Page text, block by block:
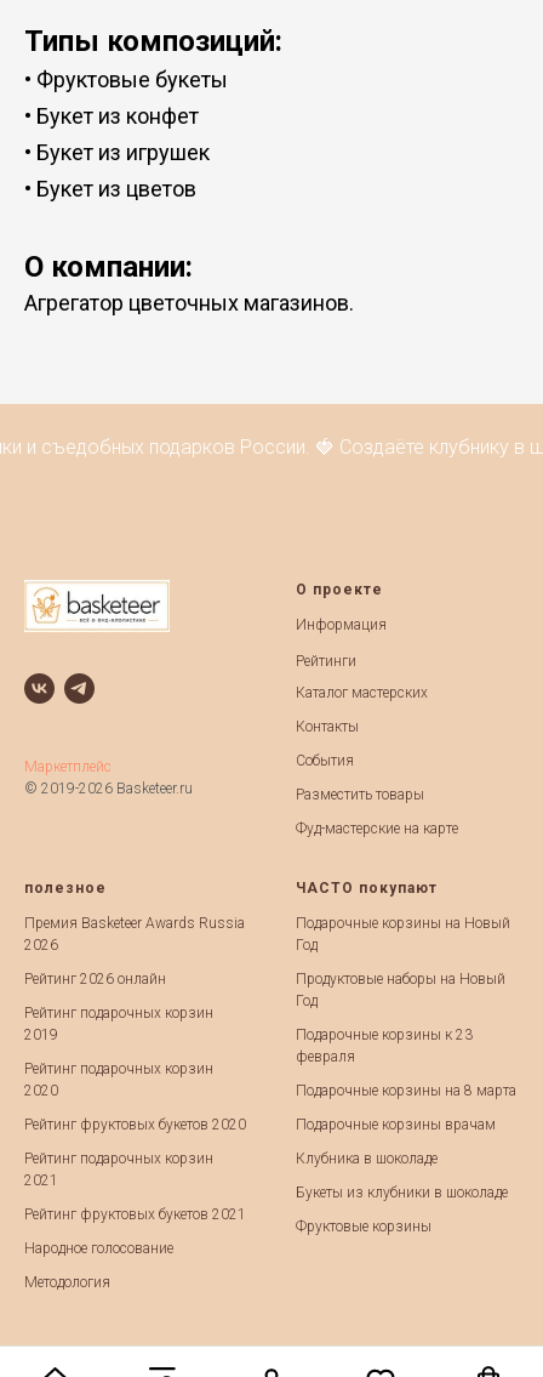
Типы композиций:
• Фруктовые букеты
• Букет из конфет
• Букет из игрушек
• Букет из цветов
О компании:
Агрегатор цветочных магазинов.
съедобных подарков России. 🍓 Создаёте клубнику
Маркетплейс
© 2019-2026 Basketeer.ru
О проекте
Информация
Рейтинги
Каталог мастерских
Контакты
События
Разместить товары
Фуд-мастерские на карте
полезное
Премия Basketeer Awards Russia
2026
Рейтинг 2026 онлайн
Рейтинг подарочных корзин
2019
Рейтинг подарочных корзин
2020
Рейтинг фруктовых букетов 2020
Рейтинг подарочных корзин
2021
Рейтинг фруктовых букетов 2021
Народное голосование
Методология
ЧАСТО покупают
Подарочные корзины на Новый
Год
Продуктовые наборы на Новый
Год
Подарочные корзины к 23
февраля
Подарочные корзины на 8 марта
Подарочные корзины врачам
Клубника в шоколаде
Букеты из клубники в шоколаде
Фруктовые корзины